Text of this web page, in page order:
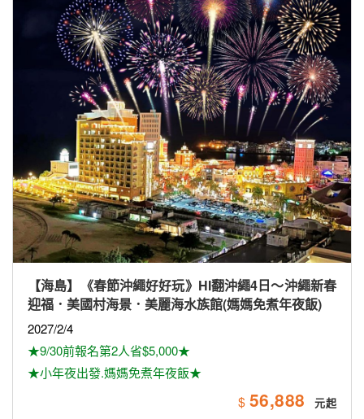
【海島】《春節沖繩好好玩》HI翻沖繩4日～沖繩新春
迎福．美國村海景．美麗海水族館(媽媽免煮年夜飯)
2027/2/4
★9/30前報名第2人省$5,000★
★小年夜出發.媽媽免煮年夜飯★
$ 56,888